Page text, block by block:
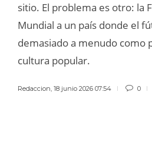
sitio. El problema es otro: la
Mundial a un país donde el
demasiado a menudo como
cultura popular.
Redaccion, 18 junio 2026 07:54 0